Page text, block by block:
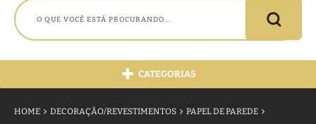
CATEGORIAS
HOME DECORAÇÃO/REVESTIMENTOS
PAPEL DE PAREDE